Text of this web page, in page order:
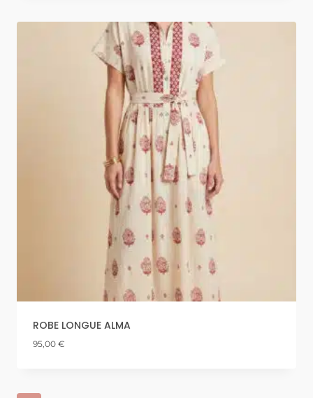
ROBE LONGUE ALMA
95,00 €